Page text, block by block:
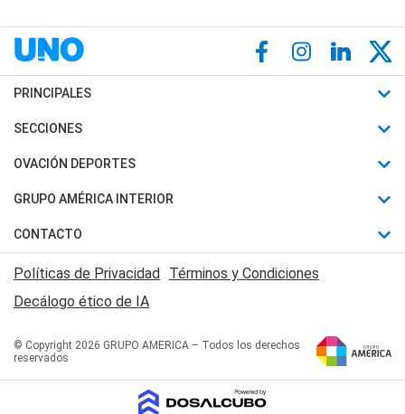
PRINCIPALES
Últimas Noticias
Política
Judiciales
Economia
SECCIONES
Horóscopo
Motores
Trucos caseros
Series y Películas
Edictos y Solicitadas
OVACIÓN DEPORTES
Fútbol
Mundial
Automovilismo
Rugby
Básquet
GRUPO AMÉRICA INTERIOR
Canal 7 en Vivo
San Juan 8
CONTACTO
Acerca de Nosotros
Contactanos
Políticas de Privacidad Términos y Condiciones
Decálogo ético de IA
© Copyright 2026 GRUPO AMERICA – Todos los derechos
reservados